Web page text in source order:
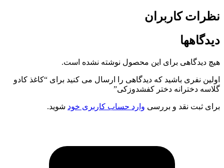
نظرات کاربران
دیدگاهها
هیچ دیدگاهی برای این محصول نوشته نشده است.
اولین نفری باشید که دیدگاهی را ارسال می کنید برای “کاغذ کادو
گلاسه دخترانه دختر کفشدوزکی”
برای ثبت نقد و بررسی وارد حساب کاربری خود شوید.